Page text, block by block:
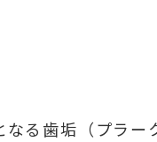
る歯垢（プラー